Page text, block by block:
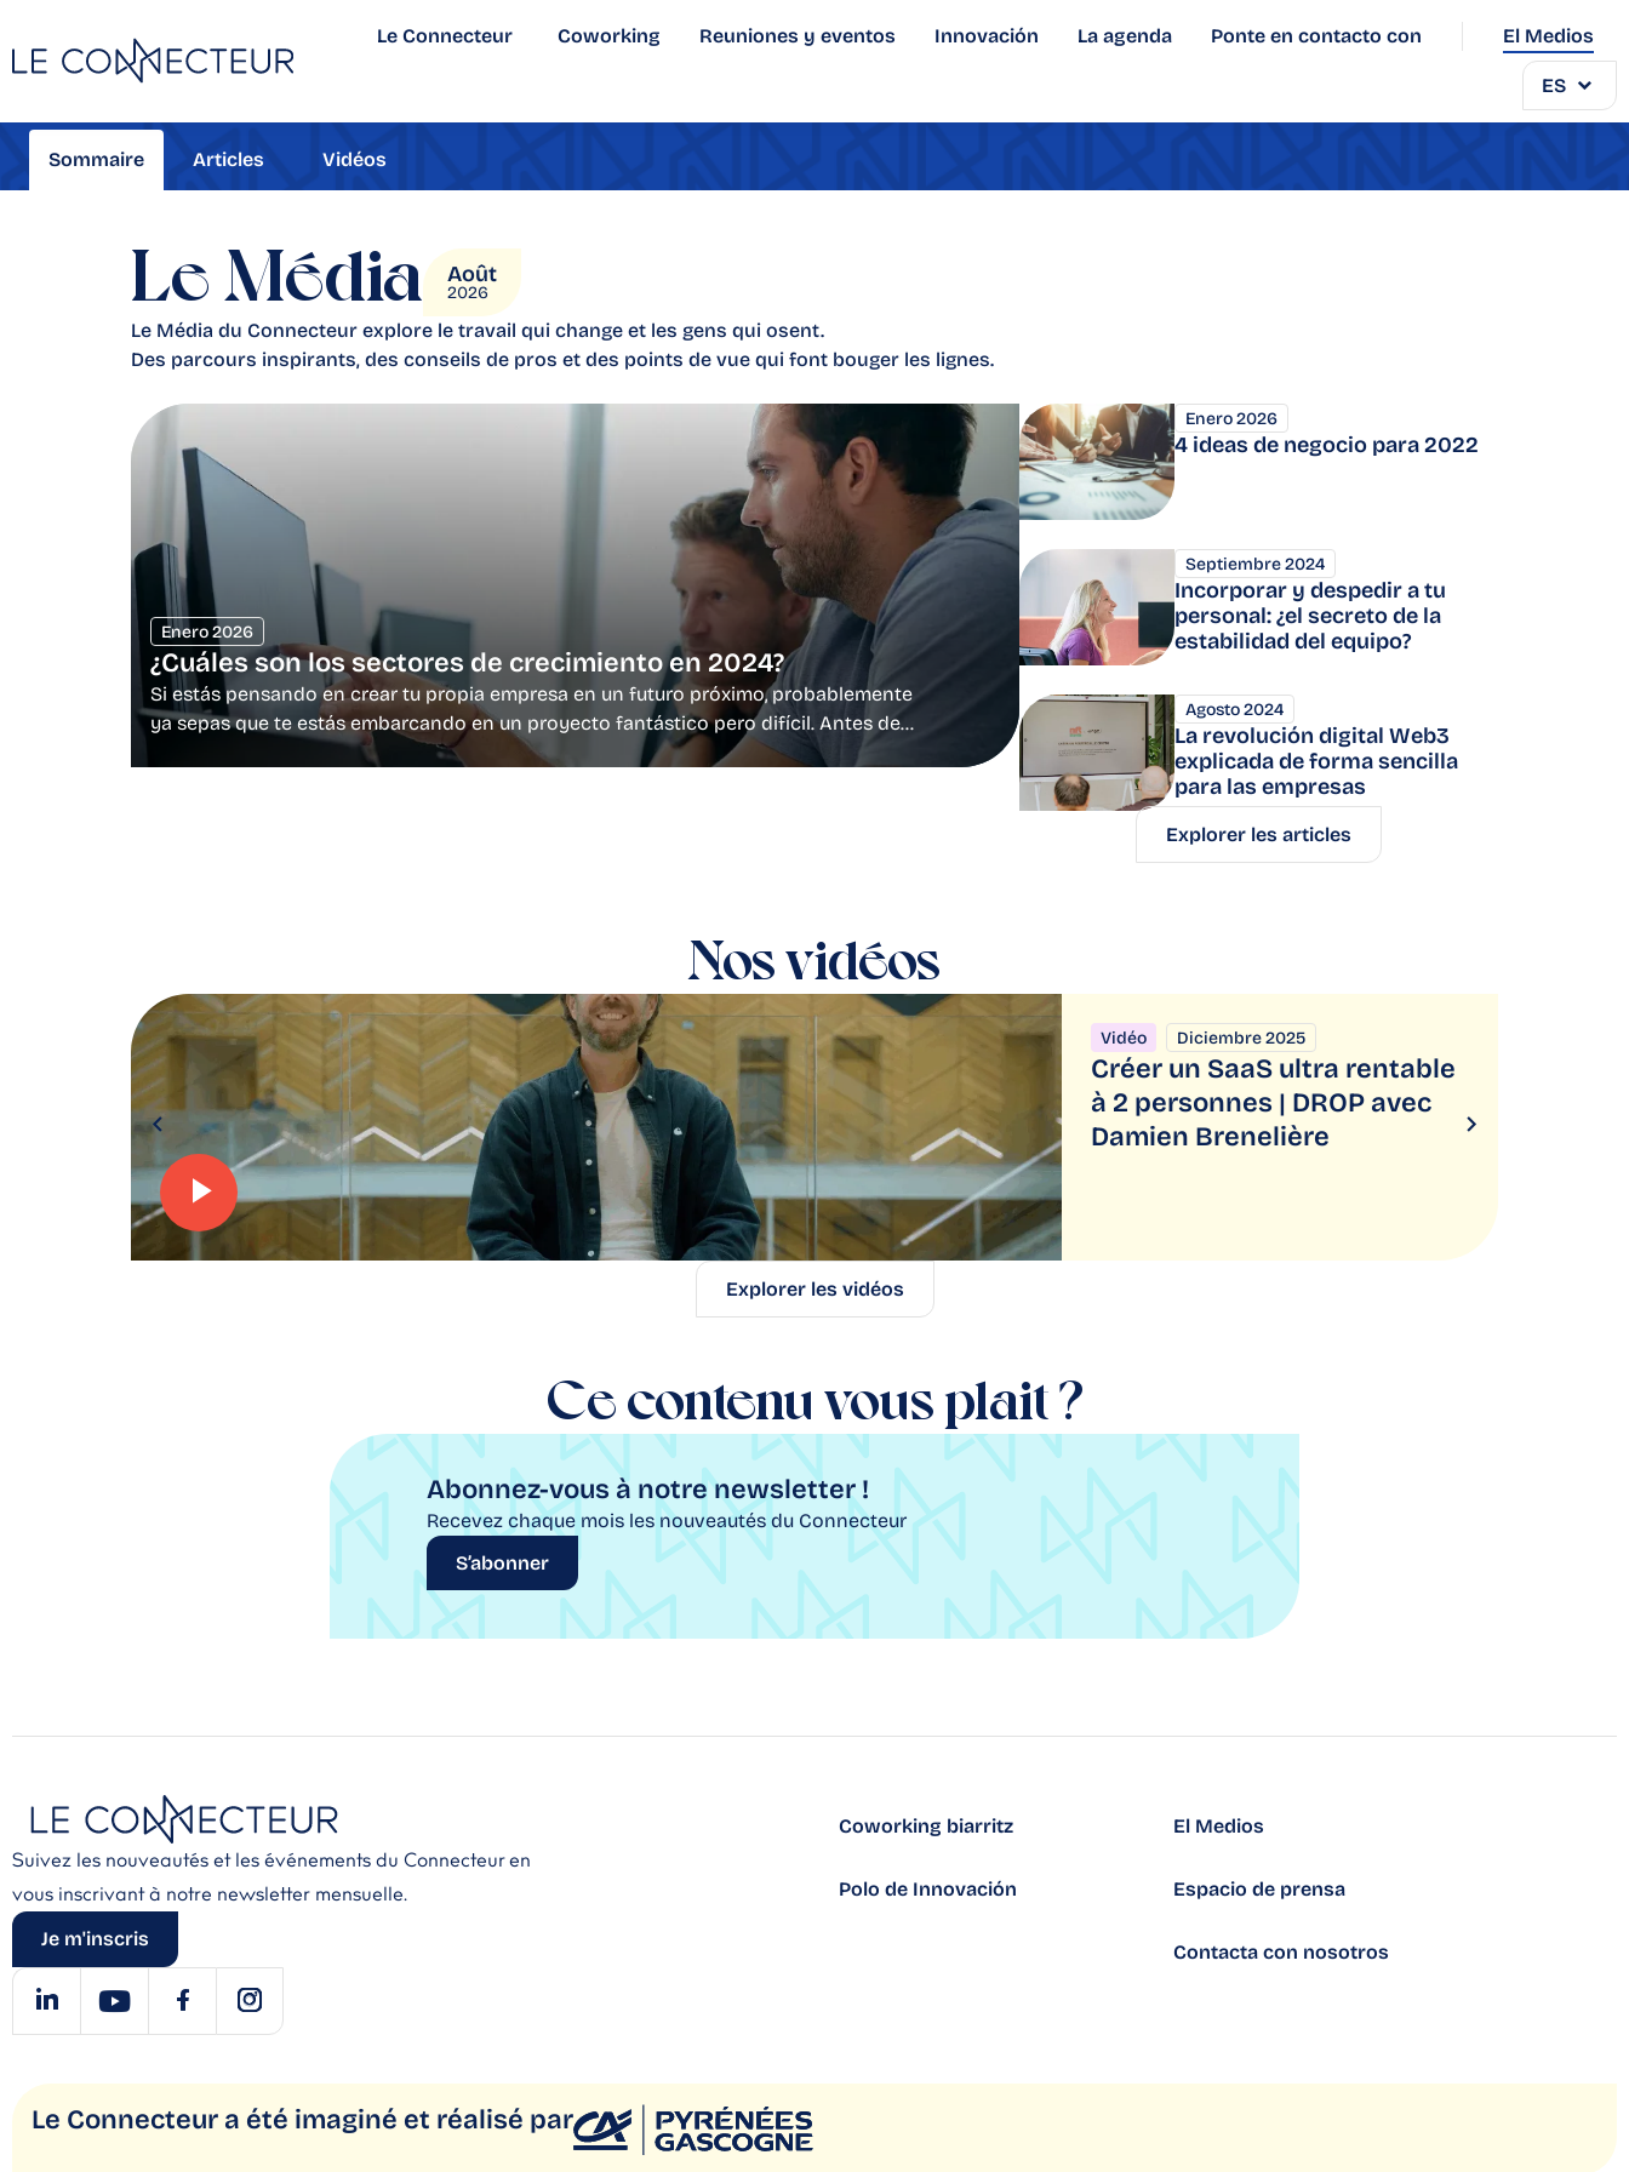
Le Connecteur Coworking Reuniones y eventos Innovación La agenda Ponte en contacto con El Medios
ES
Sommaire Articles Vidéos
Le Média Août
2026
Le Média du Connecteur explore le travail qui change et les gens qui osent.
Des parcours inspirants, des conseils de pros et des points de vue qui font bouger les lignes.
Enero 2026
¿Cuáles son los sectores de crecimiento en 2024?
Si estás pensando en crear tu propia empresa en un futuro próximo, probablemente
ya sepas que te estás embarcando en un proyecto fantástico pero difícil. Antes de
Enero 2026
4 ideas de negocio para 2022
Septiembre 2024
Incorporar y despedir a tu
personal: ¿el secreto de la
estabilidad del equipo?
Agosto 2024
La revolución digital Web3
explicada de forma sencilla
para las empresas
Explorer les articles
Nos vidéos
Vidéo Diciembre 2025
Créer un SaaS ultra rentable
à 2 personnes | DROP avec
Damien Brenelière
Explorer les vidéos
Ce contenu vous plait ?
Abonnez-vous à notre newsletter !
Recevez chaque mois les nouveautés du Connecteur
S’abonner
Suivez les nouveautés et les événements du Connecteur en
vous inscrivant à notre newsletter mensuelle.
Je m'inscris
Coworking biarritz
Polo de Innovación
El Medios
Espacio de prensa
Contacta con nosotros
Le Connecteur a été imaginé et réalisé par